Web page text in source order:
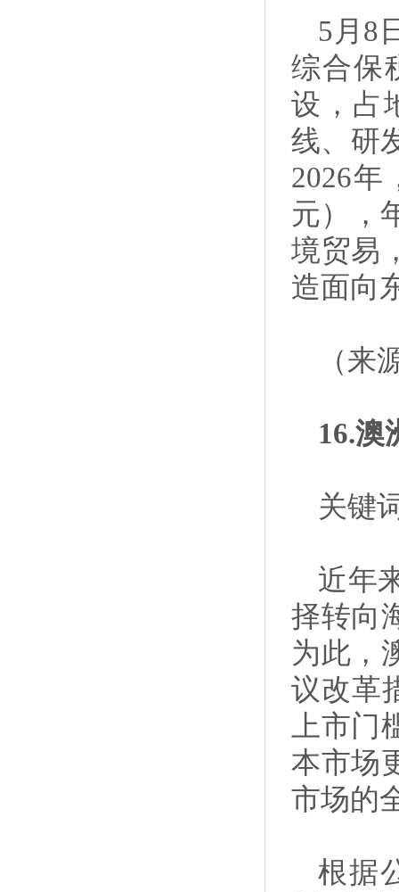
5月8
综合保
设，占
线、研
2026年
元），
境贸易
造面向
（来
16.澳
关键
近年
择转向
为此，
议改革
上市
本市场
市场的
根据